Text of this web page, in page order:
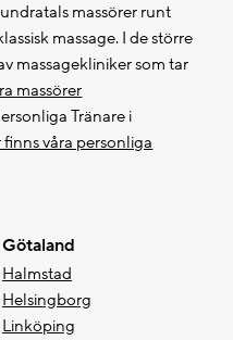
massörer runt
massage. I de större
massagekliniker som tar
massörer
Tränare i
finns våra personliga
Götaland
Halmstad
Helsingborg
Linköping